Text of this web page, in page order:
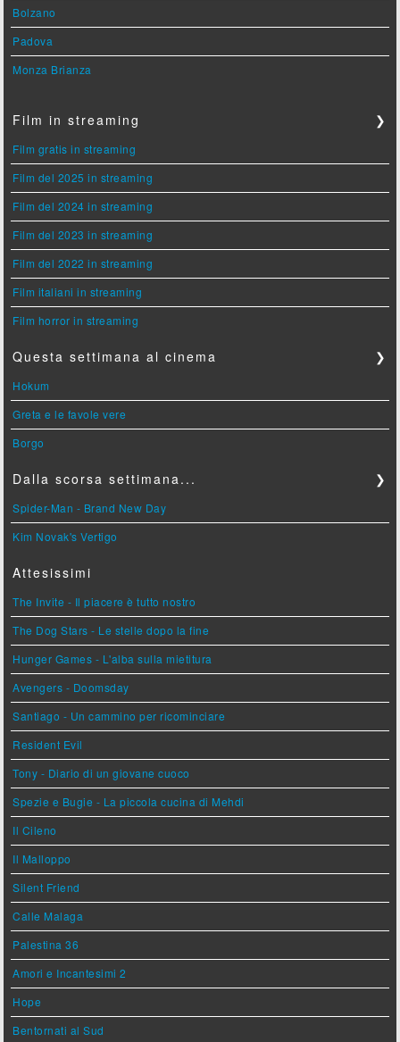
Bolzano
Padova
Monza Brianza
Film in streaming ❯
Film gratis in streaming
Film del 2025 in streaming
Film del 2024 in streaming
Film del 2023 in streaming
Film del 2022 in streaming
Film italiani in streaming
Film horror in streaming
Questa settimana al cinema ❯
Hokum
Greta e le favole vere
Borgo
Dalla scorsa settimana... ❯
Spider-Man - Brand New Day
Kim Novak's Vertigo
Attesissimi
The Invite - Il piacere è tutto nostro
The Dog Stars - Le stelle dopo la fine
Hunger Games - L'alba sulla mietitura
Avengers - Doomsday
Santiago - Un cammino per ricominciare
Resident Evil
Tony - Diario di un giovane cuoco
Spezie e Bugie - La piccola cucina di Mehdi
Il Cileno
Il Malloppo
Silent Friend
Calle Malaga
Palestina 36
Amori e Incantesimi 2
Hope
Bentornati al Sud